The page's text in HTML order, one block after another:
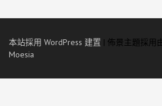
本站採用 WordPress 建置 | 佈景主題採用
Moesia